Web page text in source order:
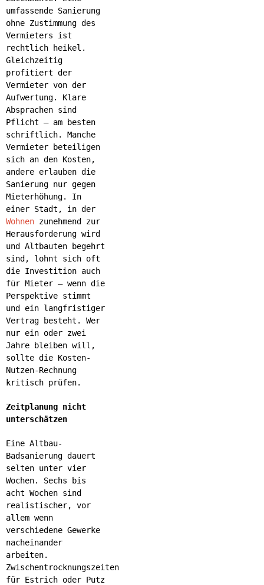
umfassende Sanierung
ohne Zustimmung des
Vermieters ist
rechtlich heikel.
Gleichzeitig
profitiert der
Vermieter von der
Aufwertung. Klare
Absprachen sind
Pflicht – am besten
schriftlich. Manche
Vermieter beteiligen
sich an den Kosten,
andere erlauben die
Sanierung nur gegen
Mieterhöhung. In
einer Stadt, in der
Wohnen zunehmend zur
Herausforderung wird
und Altbauten begehrt
sind, lohnt sich oft
die Investition auch
für Mieter – wenn die
Perspektive stimmt
und ein langfristiger
Vertrag besteht. Wer
nur ein oder zwei
Jahre bleiben will,
sollte die Kosten-
Nutzen-Rechnung
kritisch prüfen.
Zeitplanung nicht
unterschätzen
Eine Altbau-
Badsanierung dauert
selten unter vier
Wochen. Sechs bis
acht Wochen sind
realistischer, vor
allem wenn
verschiedene Gewerke
nacheinander
arbeiten.
Zwischentrocknungszeiten
für Estrich oder Putz